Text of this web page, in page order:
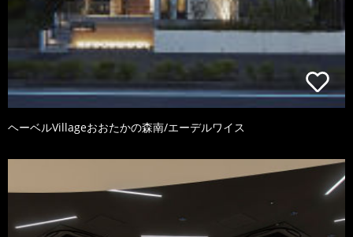
ヘーベルVillageおおたかの森南/エーデルワイス